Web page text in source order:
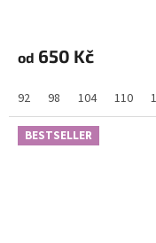
od 650 Kč
92 98 104 110
BESTSELLER